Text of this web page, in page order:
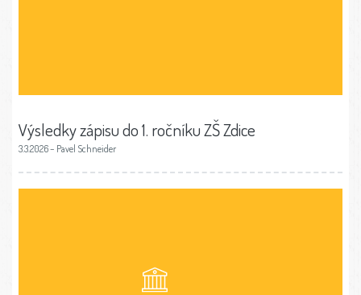
Výsledky zápisu do 1. ročníku ZŠ Zdice
3.3.2026 – Pavel Schneider